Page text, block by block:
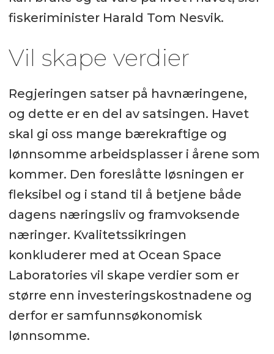
fiskeriminister Harald Tom Nesvik.
Vil skape verdier
Regjeringen satser på havnæringene,
og dette er en del av satsingen. Havet
skal gi oss mange bærekraftige og
lønnsomme arbeidsplasser i årene som
kommer. Den foreslåtte løsningen er
fleksibel og i stand til å betjene både
dagens næringsliv og framvoksende
næringer. Kvalitetssikringen
konkluderer med at Ocean Space
Laboratories vil skape verdier som er
større enn investeringskostnadene og
derfor er samfunnsøkonomisk
lønnsomme.